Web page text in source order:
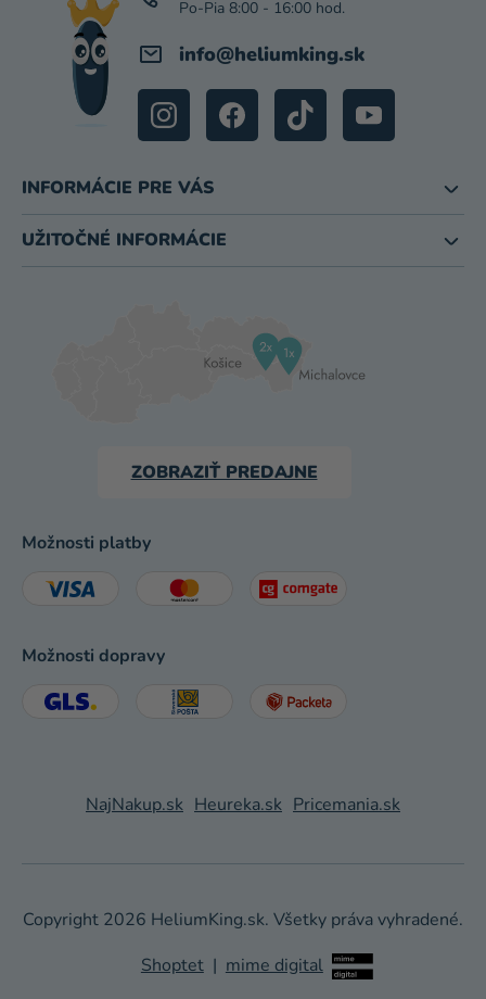
info@heliumking.sk
INFORMÁCIE PRE VÁS
UŽITOČNÉ INFORMÁCIE
ZOBRAZIŤ PREDAJNE
Možnosti platby
Možnosti dopravy
NajNakup.sk Heureka.sk Pricemania.sk
Shoptet | mime digital
Copyright 2026 HeliumKing.sk. Všetky práva vyhradené.